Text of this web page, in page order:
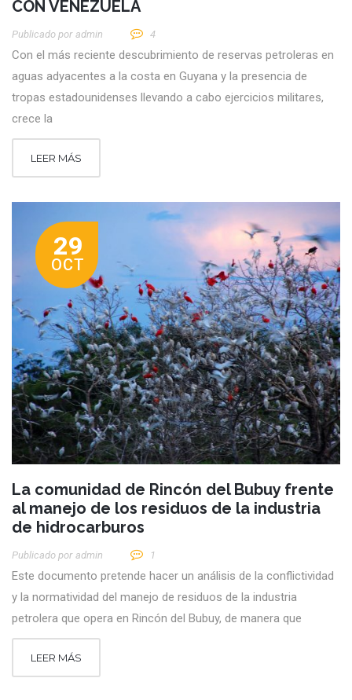
CON VENEZUELA
Publicado por Admin 4
Con el más reciente descubrimiento de reservas petroleras en
aguas adyacentes a la costa en Guyana y la presencia de
tropas estadounidenses llevando a cabo ejercicios militares,
crece la
LEER MÁS
29
OCT
La comunidad de Rincón del Bubuy frente
al manejo de los residuos de la industria
de hidrocarburos
Publicado por Admin 1
Este documento pretende hacer un análisis de la conflictividad
y la normatividad del manejo de residuos de la industria
petrolera que opera en Rincón del Bubuy, de manera que
LEER MÁS